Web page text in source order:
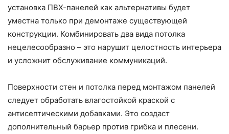
установка ПВХ-панелей как альтернативы будет
уместна только при демонтаже существующей
конструкции. Комбинировать два вида потолка
нецелесообразно – это нарушит целостность интерьера
и усложнит обслуживание коммуникаций.
Поверхности стен и потолка перед монтажом панелей
следует обработать влагостойкой краской с
антисептическими добавками. Это создаст
дополнительный барьер против грибка и плесени.